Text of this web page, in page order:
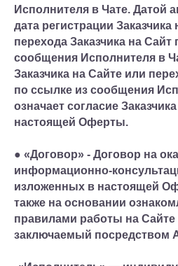
Исполнителя в Чате. Датой
дата регистрации
перехода Заказчика на Сайт
сообщения Исполнителя в
Заказчика на Сайте или
по ссылке из сообщения
означает согласие
настоящей Оферты.
● «Договор» - Договор на
информационно-
изложенных в настоящей
также на основании
правилами работы на
заключаемый посредством